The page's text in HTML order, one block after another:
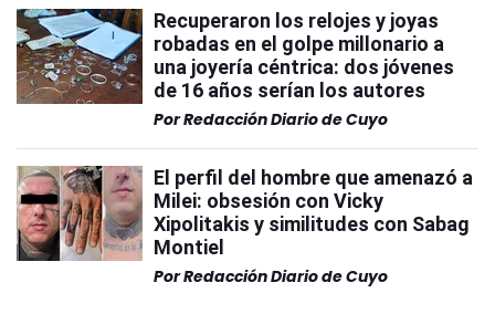
Recuperaron los relojes y joyas
robadas en el golpe millonario a
una joyería céntrica: dos jóvenes
de 16 años serían los autores
PorRedacción Diario de Cuyo
El perfil del hombre que amenazó a
Milei: obsesión con Vicky
Xipolitakis y similitudes con Sabag
Montiel
PorRedacción Diario de Cuyo